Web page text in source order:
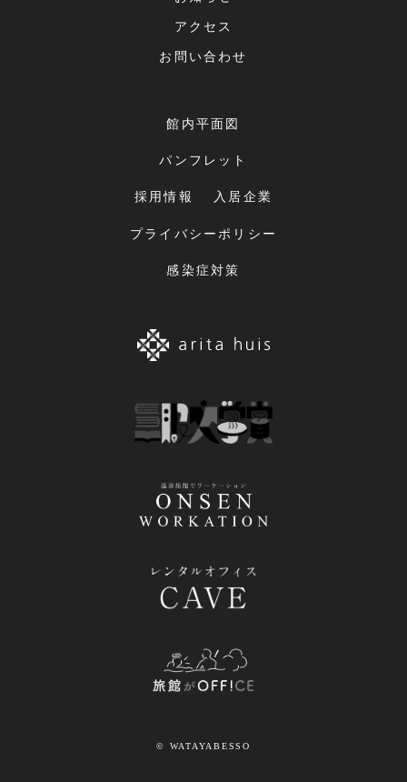
アクセス
お問い合わせ
館内平面図
パンフレット
採用情報 入居企業
プライバシーポリシー
感染症対策
© WATAYABESSO